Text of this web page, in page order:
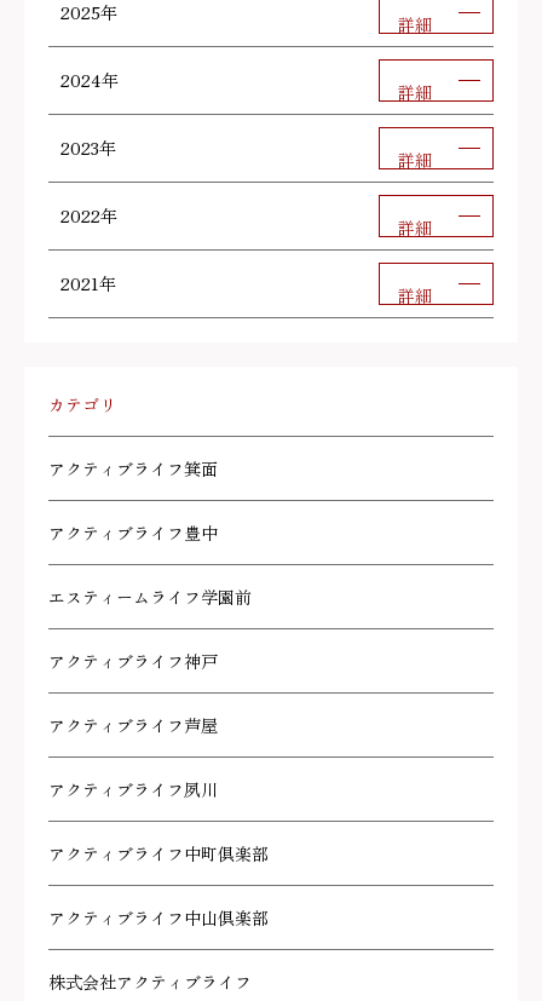
2025年 詳細
2024年 詳細
2023年 詳細
2022年 詳細
2021年 詳細
カテゴリ
アクティブライフ箕面
アクティブライフ豊中
エスティームライフ学園前
アクティブライフ神戸
アクティブライフ芦屋
アクティブライフ夙川
アクティブライフ中町倶楽部
アクティブライフ中山倶楽部
株式会社アクティブライフ